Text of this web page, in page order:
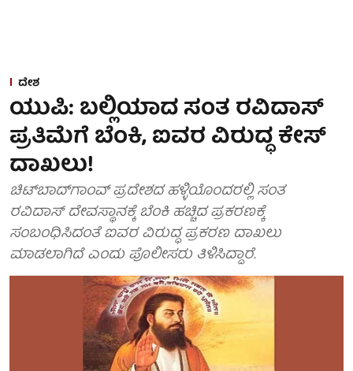
ದೇಶ
ಯುಪಿ: ಬಲ್ಲಿಯಾದ ಸಂತ ರವಿದಾಸ್
ಪ್ರತಿಮೆಗೆ ಬೆಂಕಿ, ಐವರ ವಿರುದ್ಧ ಕೇಸ್
ದಾಖಲು!
ಚಿಟ್‌ಬಾದ್‌ಗಾಂವ್ ಪ್ರದೇಶದ ಹಳ್ಳಿಯೊಂದರಲ್ಲಿ ಸಂತ
ರವಿದಾಸ್ ದೇವಸ್ಥಾನಕ್ಕೆ ಬೆಂಕಿ ಹಚ್ಚಿದ ಪ್ರಕರಣಕ್ಕೆ
ಸಂಬಂಧಿಸಿದಂತೆ ಐವರ ವಿರುದ್ಧ ಪ್ರಕರಣ ದಾಖಲು
ಮಾಡಲಾಗಿದೆ ಎಂದು ಪೊಲೀಸರು ತಿಳಿಸಿದ್ದಾರೆ.